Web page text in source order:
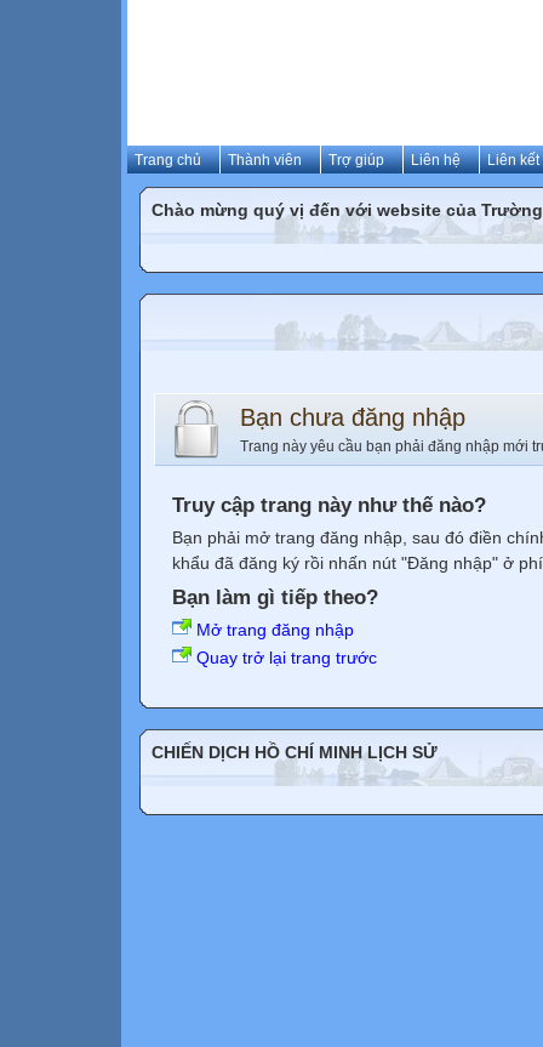
Trang chủ Thành viên Trợ giúp Liên hệ Liên kết
Chào mừng quý vị đến với website của Trường
Bạn chưa đăng nhập
Trang này yêu cầu bạn phải đăng nhập mới
Truy cập trang này như thế nào?
Bạn phải mở trang đăng nhập, sau đó điền
khẩu đã đăng ký rồi nhấn nút "Đăng nhập" ở
Bạn làm gì tiếp theo?
Mở trang đăng nhập
Quay trở lại trang trước
CHIẾN DỊCH HỒ CHÍ MINH LỊCH SỬ